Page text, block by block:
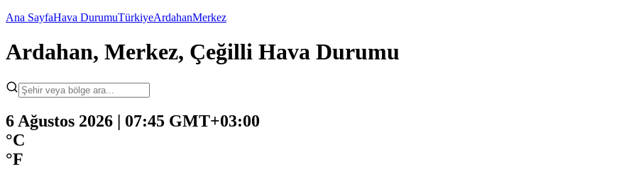
Ana SayfaHava DurumuTürkiyeArdahanMerkez
Ardahan, Merkez, Çeğilli Hava Durumu
6 Ağustos 2026 | 07:45 GMT+03:00
°C
°F